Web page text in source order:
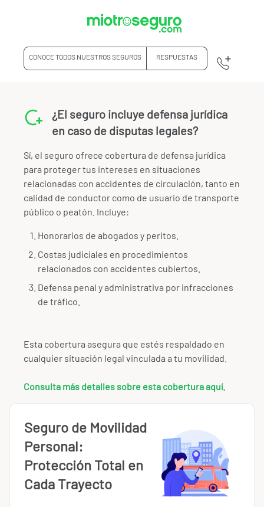
CONOCE TODOS NUESTROS SEGUROS RESPUESTAS
¿El seguro incluye defensa jurídica
en caso de disputas legales?
Sí, el seguro ofrece cobertura de defensa jurídica
para proteger tus intereses en situaciones
relacionadas con accidentes de circulación, tanto en
calidad de conductor como de usuario de transporte
público o peatón. Incluye:
Honorarios de abogados y peritos.
Costas judiciales en procedimientos
relacionados con accidentes cubiertos.
Defensa penal y administrativa por infracciones
de tráfico.
Esta cobertura asegura que estés respaldado en
cualquier situación legal vinculada a tu movilidad.
Consulta más detalles sobre esta cobertura aquí.
Seguro de Movilidad
Personal:
Protección Total en
Cada Trayecto